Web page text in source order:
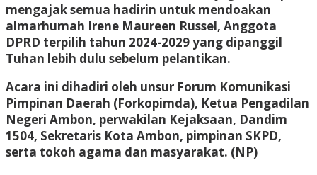
mengajak semua hadirin untuk mendoakan
almarhumah Irene Maureen Russel, Anggota
DPRD terpilih tahun 2024-2029 yang dipanggil
Tuhan lebih dulu sebelum pelantikan.
Acara ini dihadiri oleh unsur Forum Komunikasi
Pimpinan Daerah (Forkopimda), Ketua Pengadilan
Negeri Ambon, perwakilan Kejaksaan, Dandim
1504, Sekretaris Kota Ambon, pimpinan SKPD,
serta tokoh agama dan masyarakat. (NP)